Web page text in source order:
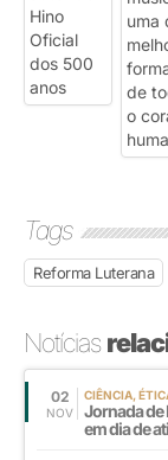
Tags
Reforma Luterana
Notícias
02
NOV
CIÊNCIA,
Jornada de
em dia de